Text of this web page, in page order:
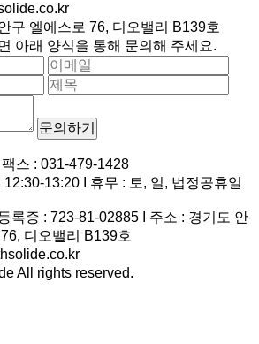
구 엘에스로 76, 디오밸리 B139호
아래 양식을 통해 문의해 주세요.
문의하기
스 : 031-479-1428
13:20 I 휴무 : 토, 일, 법정공휴일
록증 : 723-81-02885 I 주소 : 경기도 안
디오밸리 B139호
All rights reserved.